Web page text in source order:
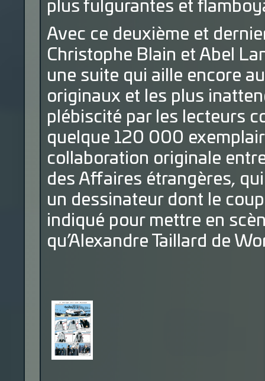
plus fulgurantes et
Avec ce deuxième et
Christophe Blain et Abel
une suite qui aille encore
originaux et les plus
plébiscité par les lecteurs
quelque 120 000
collaboration originale
des Affaires étrangères,
un dessinateur dont le
indiqué pour mettre en
qu’Alexandre Taillard de